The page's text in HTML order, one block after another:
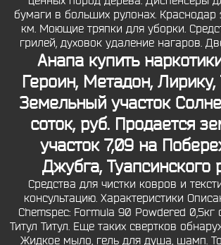
бумаги в больших рулонах. Краснодар
км. Моющие тряпки для уборки.
грилей, духовок удаление нагаров.
Анапа купить
Героин, Метадон,
Земельный участок
соток, руб. Продается
участок 7,09 на
Джубга, Туапсинского
Средства для чистки ковров и
консультацию. Характеристики
Chemspec: Formula 90 Powdered 0,5кг
Титул Титул. Еще таких свертков
Жидкое мыло, гель для душа, шамп.